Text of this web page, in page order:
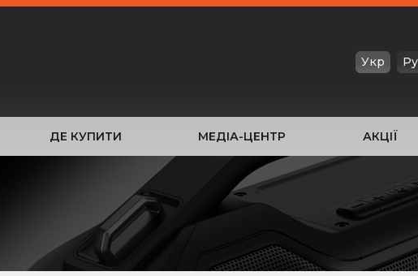
Укр
ДЕ КУПИТИ МЕДІА-ЦЕНТР АКЦІЇ